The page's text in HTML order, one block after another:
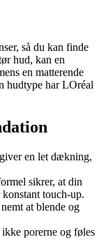
så du kan finde
hud, kan en
en matterende
hudtype har LOréal
en let dækning,
sikrer, at din
touch-up.
at blende og
porerne og føles